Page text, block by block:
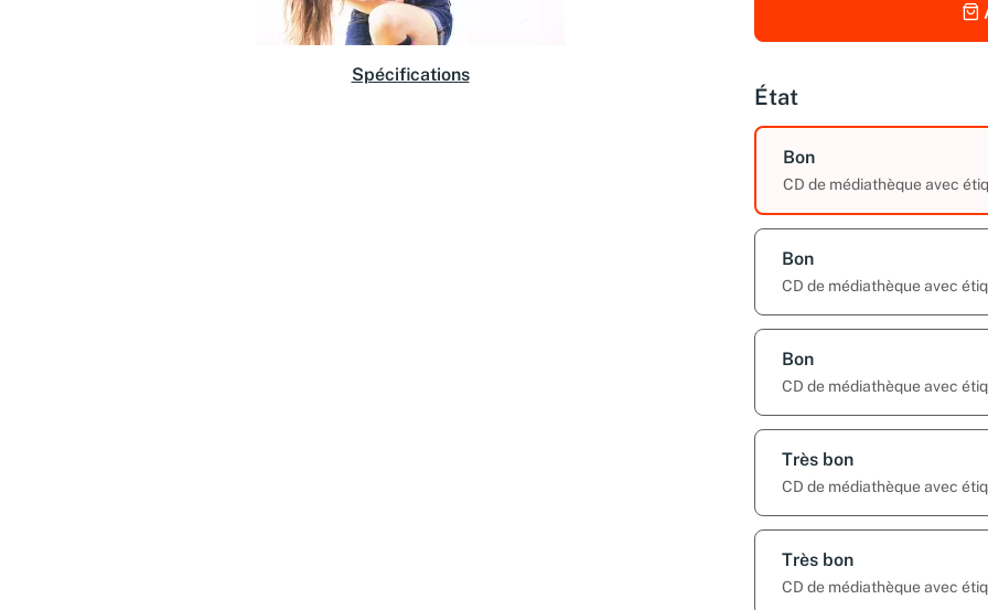
Spécifications
État
Bon
CD de médiathèque avec
Bon
CD de médiathèque avec
Bon
CD de médiathèque avec
Très bon
CD de médiathèque avec
Très bon
CD de médiathèque avec